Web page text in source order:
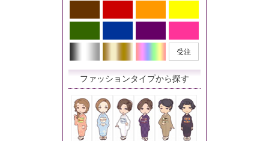
ファッションタイプから探す